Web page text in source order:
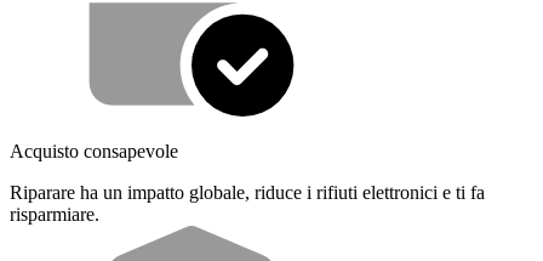
Acquisto consapevole
Riparare ha un impatto globale, riduce i rifiuti elettronici e ti fa
risparmiare.